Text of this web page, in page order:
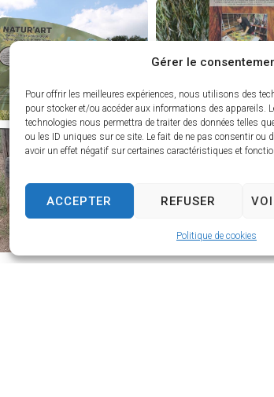
Gérer le
Pour offrir les meilleures expériences, nous utilisons des
pour stocker et/ou accéder aux informations des appareils.
technologies nous permettra de traiter des données telles
ou les ID uniques sur ce site. Le fait de ne pas consentir ou
avoir un effet négatif sur certaines caractéristiques et
ACCEPTER REFUSER
Politique de cookies